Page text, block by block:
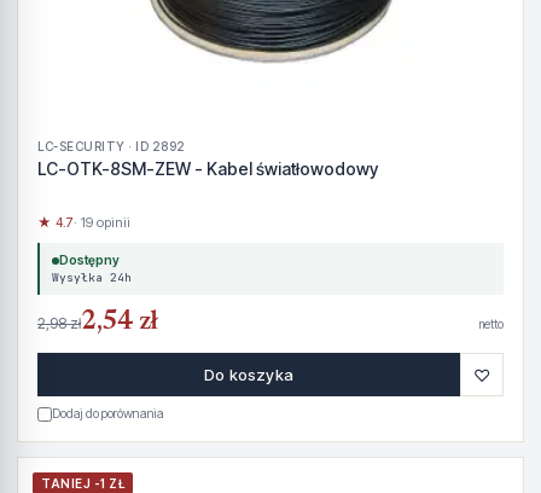
LC-SECURITY · ID 2892
LC-OTK-8SM-ZEW - Kabel światłowodowy
★ 4.7· 19 opinii
Dostępny
Wysyłka 24h
2,98 zł2,54 zł netto
Do koszyka ♡
Dodaj do porównania
TANIEJ -1 ZŁ